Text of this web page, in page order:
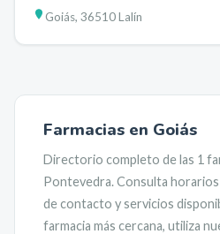
Goiás, 36510 Lalín
Farmacias en Goiás
Directorio completo de las 1
Pontevedra. Consulta
de contacto y servicios
farmacia más cercana, utiliza